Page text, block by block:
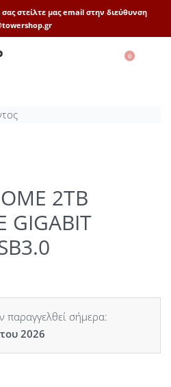
στείλτε μας email στην διεύθυνση
0
2TB
GIGABIT
παραγγελθεί σήμερα:
2026